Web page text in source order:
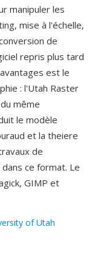
manipuler les
mise à l'échelle,
de
repris plus tard
est le
: l'Utah Raster
même
le modèle
et la theiere
de
ce format. Le
GIMP et
of Utah